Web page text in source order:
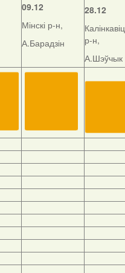
09.12
Мінскі р-н,
А.Барадзін
28.12
р-н,
А.Шэўчык